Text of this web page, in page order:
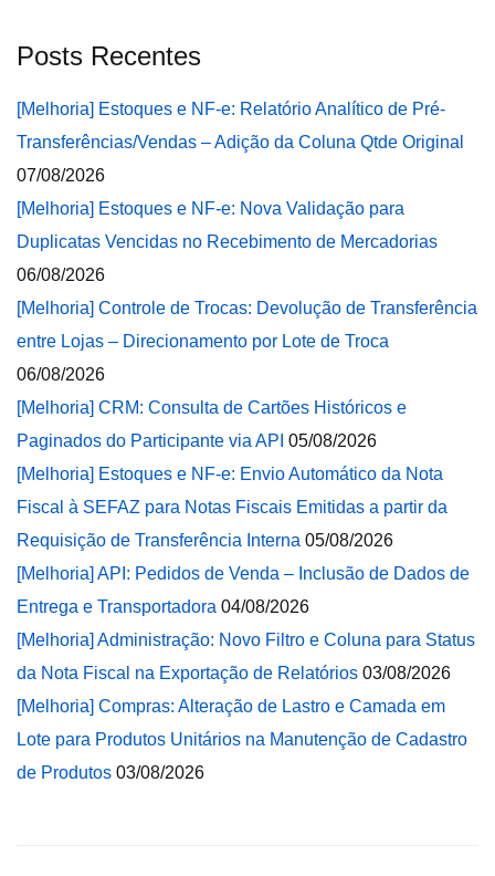
Posts Recentes
[Melhoria] Estoques e NF-e: Relatório Analítico de Pré-
Transferências/Vendas – Adição da Coluna Qtde Original
07/08/2026
[Melhoria] Estoques e NF-e: Nova Validação para
Duplicatas Vencidas no Recebimento de Mercadorias
06/08/2026
[Melhoria] Controle de Trocas: Devolução de Transferência
entre Lojas – Direcionamento por Lote de Troca
06/08/2026
[Melhoria] CRM: Consulta de Cartões Históricos e
Paginados do Participante via API 05/08/2026
[Melhoria] Estoques e NF-e: Envio Automático da Nota
Fiscal à SEFAZ para Notas Fiscais Emitidas a partir da
Requisição de Transferência Interna 05/08/2026
[Melhoria] API: Pedidos de Venda – Inclusão de Dados de
Entrega e Transportadora 04/08/2026
[Melhoria] Administração: Novo Filtro e Coluna para Status
da Nota Fiscal na Exportação de Relatórios 03/08/2026
[Melhoria] Compras: Alteração de Lastro e Camada em
Lote para Produtos Unitários na Manutenção de Cadastro
de Produtos 03/08/2026